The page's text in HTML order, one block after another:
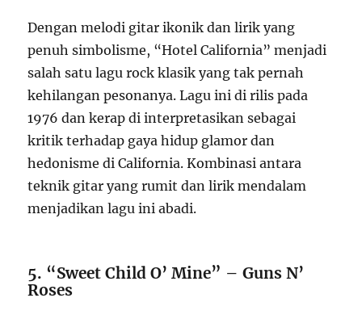
Dengan melodi gitar ikonik dan lirik yang
penuh simbolisme, “Hotel California” menjadi
salah satu lagu rock klasik yang tak pernah
kehilangan pesonanya. Lagu ini di rilis pada
1976 dan kerap di interpretasikan sebagai
kritik terhadap gaya hidup glamor dan
hedonisme di California. Kombinasi antara
teknik gitar yang rumit dan lirik mendalam
menjadikan lagu ini abadi.
5. “Sweet Child O’ Mine” – Guns N’
Roses